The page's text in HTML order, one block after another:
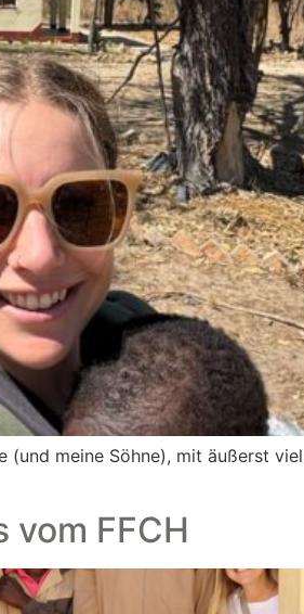
meine Söhne), mit äußerst
FFCH